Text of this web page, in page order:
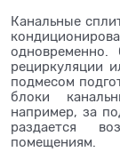
Канальные
рециркуляции
подмесом
блоки
например, за
раздается
помещениям.